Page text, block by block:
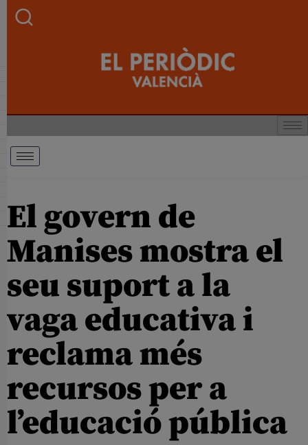
El govern de
Manises mostra el
seu suport a la
vaga educativa i
reclama més
recursos per a
l’educació pública